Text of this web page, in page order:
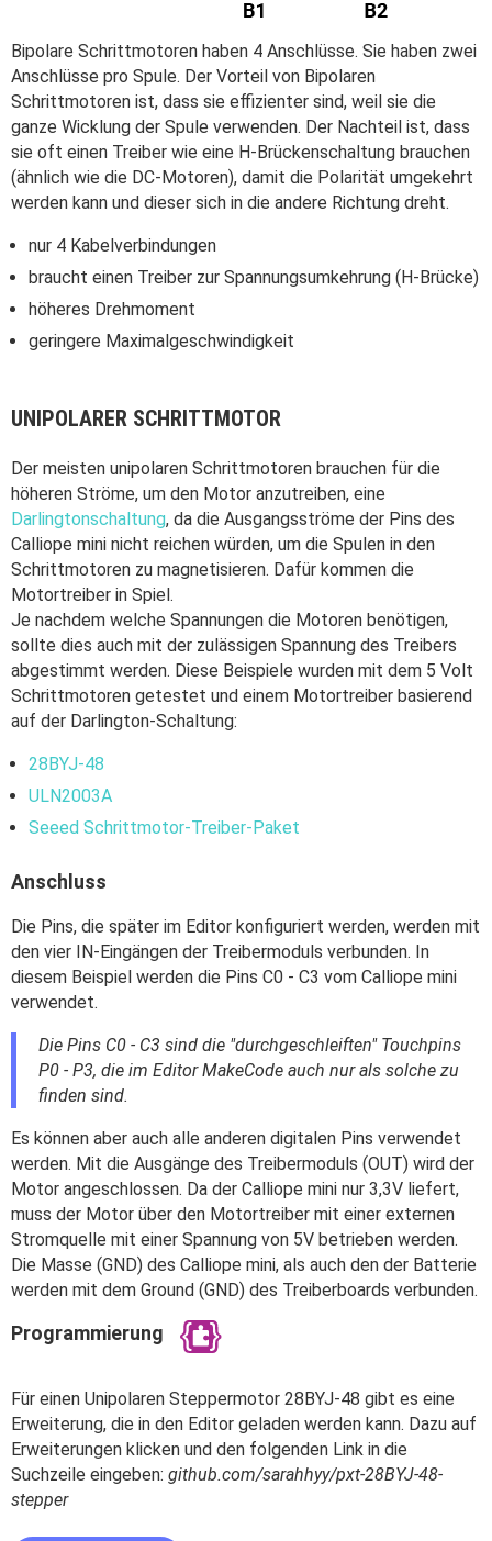
Bipolare Schrittmotoren haben 4 Anschlüsse. Sie haben zwei
Anschlüsse pro Spule. Der Vorteil von Bipolaren
Schrittmotoren ist, dass sie effizienter sind, weil sie die
ganze Wicklung der Spule verwenden. Der Nachteil ist, dass
sie oft einen Treiber wie eine H-Brückenschaltung brauchen
(ähnlich wie die DC-Motoren), damit die Polarität umgekehrt
werden kann und dieser sich in die andere Richtung dreht.
nur 4 Kabelverbindungen
braucht einen Treiber zur Spannungsumkehrung (H-Brücke)
höheres Drehmoment
geringere Maximalgeschwindigkeit
UNIPOLARER SCHRITTMOTOR
Der meisten unipolaren Schrittmotoren brauchen für die
höheren Ströme, um den Motor anzutreiben, eine
Darlingtonschaltung, da die Ausgangsströme der Pins des
Calliope mini nicht reichen würden, um die Spulen in den
Schrittmotoren zu magnetisieren. Dafür kommen die
Motortreiber in Spiel.
Je nachdem welche Spannungen die Motoren benötigen,
sollte dies auch mit der zulässigen Spannung des Treibers
abgestimmt werden. Diese Beispiele wurden mit dem 5 Volt
Schrittmotoren getestet und einem Motortreiber basierend
auf der Darlington-Schaltung:
28BYJ-48
ULN2003A
Seeed Schrittmotor-Treiber-Paket
Anschluss
Die Pins, die später im Editor konfiguriert werden, werden mit
den vier IN-Eingängen der Treibermoduls verbunden. In
diesem Beispiel werden die Pins C0 - C3 vom Calliope mini
verwendet.
Die Pins C0 - C3 sind die "durchgeschleiften" Touchpins
P0 - P3, die im Editor MakeCode auch nur als solche zu
finden sind.
Es können aber auch alle anderen digitalen Pins verwendet
werden. Mit die Ausgänge des Treibermoduls (OUT) wird der
Motor angeschlossen. Da der Calliope mini nur 3,3V liefert,
muss der Motor über den Motortreiber mit einer externen
Stromquelle mit einer Spannung von 5V betrieben werden.
Die Masse (GND) des Calliope mini, als auch den der Batterie
werden mit dem Ground (GND) des Treiberboards verbunden.
Programmierung
Für einen Unipolaren Steppermotor 28BYJ-48 gibt es eine
Erweiterung, die in den Editor geladen werden kann. Dazu auf
Erweiterungen klicken und den folgenden Link in die
Suchzeile eingeben: github.com/sarahhyy/pxt-28BYJ-48-
stepper